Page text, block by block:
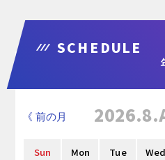
SCHEDULE
《 前の月
Sun Mon Tue Wed